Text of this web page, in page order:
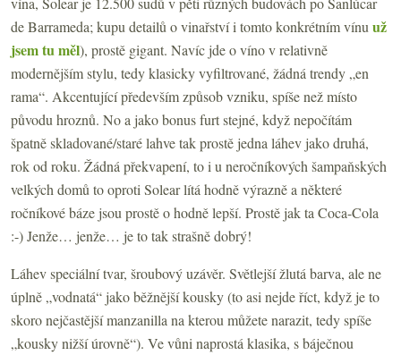
de Barrameda; kupu detailů o vinařství i tomto konkrétním vínu už
jsem tu měl), prostě gigant. Navíc jde o víno v relativně
modernějším stylu, tedy klasicky vyfiltrované, žádná trendy „en
rama“. Akcentující především způsob vzniku, spíše než místo
původu hroznů. No a jako bonus furt stejné, když nepočítám
špatně skladované/staré lahve tak prostě jedna láhev jako druhá,
rok od roku. Žádná překvapení, to i u neročníkových šampaňských
velkých domů to oproti Solear lítá hodně výrazně a některé
ročníkové báze jsou prostě o hodně lepší. Prostě jak ta Coca-Cola
:-) Jenže… jenže… je to tak strašně dobrý!
Láhev speciální tvar, šroubový uzávěr. Světlejší žlutá barva, ale ne
úplně „vodnatá“ jako běžnější kousky (to asi nejde říct, když je to
skoro nejčastější manzanilla na kterou můžete narazit, tedy spíše
„kousky nižší úrovně“). Ve vůni naprostá klasika, s báječnou